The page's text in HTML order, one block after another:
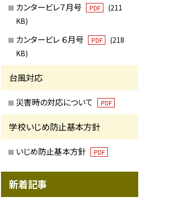
カンタービレ７月号 PDF
(211
KB)
カンタービレ ６月号 PDF
(218
KB)
台風対応
災害時の対応について PDF
学校いじめ防止基本方針
いじめ防止基本方針 PDF
新着記事